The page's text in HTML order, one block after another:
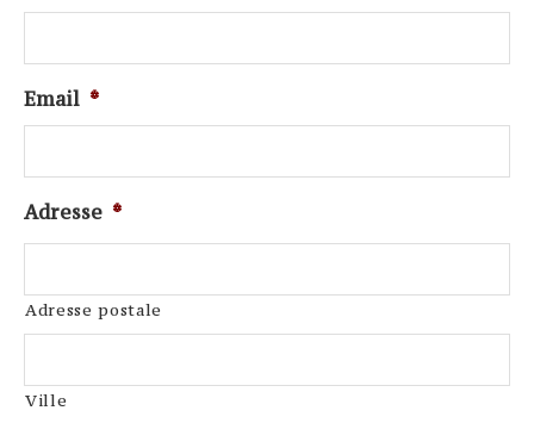
Email *
Adresse *
Adresse postale
Ville